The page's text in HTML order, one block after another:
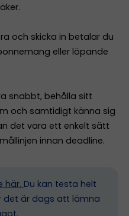
och skicka in betalar du
eller löpande
snabbt, behålla sitt
och samtidigt känna sig
det vara ett enkelt sätt
innan deadline.
här. Du kan testa helt
det är dags att lämna